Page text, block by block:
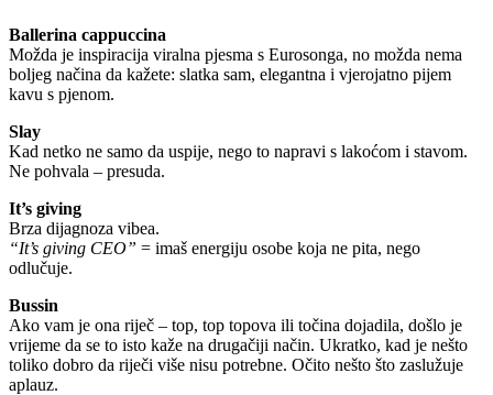
Ballerina cappuccina
Možda je inspiracija viralna pjesma s Eurosonga, no možda nema
boljeg načina da kažete: slatka sam, elegantna i vjerojatno pijem
kavu s pjenom.
Slay
Kad netko ne samo da uspije, nego to napravi s lakoćom i stavom.
Ne pohvala – presuda.
It’s giving
Brza dijagnoza vibea.
“It’s giving CEO” = imaš energiju osobe koja ne pita, nego
odlučuje.
Bussin
Ako vam je ona riječ – top, top topova ili točina dojadila, došlo je
vrijeme da se to isto kaže na drugačiji način. Ukratko, kad je nešto
toliko dobro da riječi više nisu potrebne. Očito nešto što zaslužuje
aplauz.